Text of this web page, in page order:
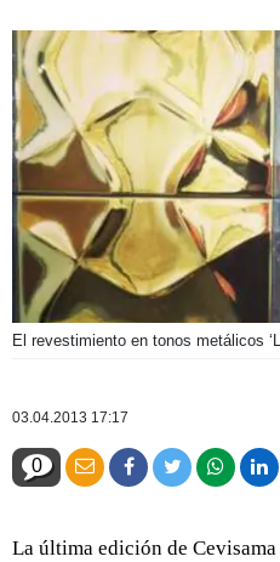
El revestimiento en tonos metálicos
03.04.2013 17:17
0
La última edición de